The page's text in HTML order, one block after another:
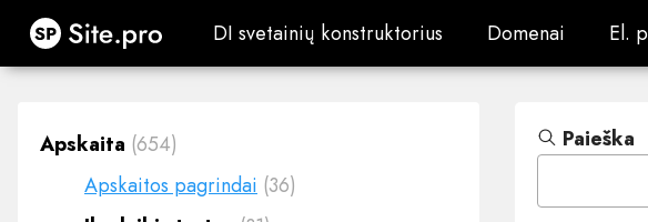
Site.pro DI svetainių konstruktorius
DI svetainių konstruktorius Domenai
Domenai El.
El.
Apskaita (654)
Apskaitos pagrindai (36)
Paieška